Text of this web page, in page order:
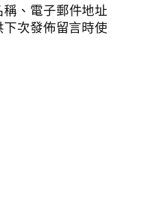
、電子郵件地址
次發佈留言時使